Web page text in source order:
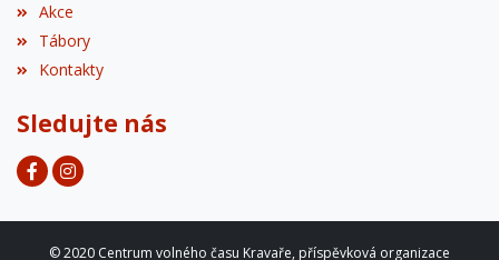
Akce
Tábory
Kontakty
Sledujte nás
© 2020 Centrum volného času Kravaře, příspěvková organizace